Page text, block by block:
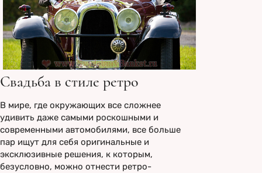
Свадьба в стиле ретро
В мире, где окружающих все сложнее
удивить даже самыми роскошными и
современными автомобилями, все больше
пар ищут для себя оригинальные и
эксклюзивные решения, к которым,
безусловно, можно отнести ретро-